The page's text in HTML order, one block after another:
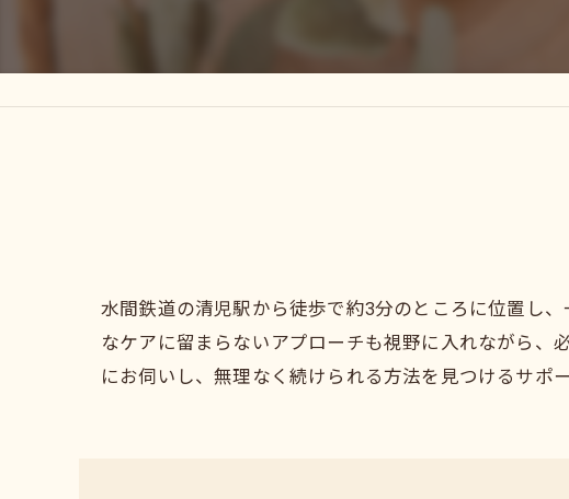
水間鉄道の清児駅から徒歩で約3分のところに位置し
なケアに留まらないアプローチも視野に入れながら、
にお伺いし、無理なく続けられる方法を見つけるサポ